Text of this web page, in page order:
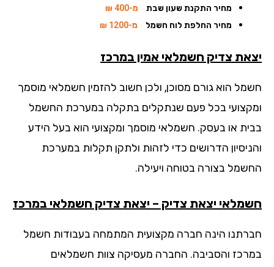
מחיר התקנת שעון שבת
מ-400 ₪
מחיר החלפת לוח חשמל
מ-1200 ₪
צדיק חשמלאי אמיןבמרכז
הוא גורם מסוכן, ולכן חשוב להזמין חשמלאי מוסמך
בכל פעם שנתקלים בתקלה במערכת החשמל
או בעסק. חשמלאי מוסמך ומקצועי הוא בעל הידע
הדרושים כדי לזהות ולתקן תקלות במערכת
בצורה בטוחה ויעילה.
יצאת צדיק – יצאת צדיק חשמלאי במרכז
הינה חברה מקצועית המתמחה בעבודות חשמל
והסביבה. החברה מעסיקה צוות חשמלאים